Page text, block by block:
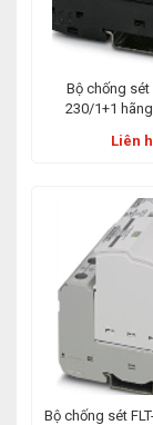
Bộ chống sét
230/1+1
Liên
Bộ chống sét